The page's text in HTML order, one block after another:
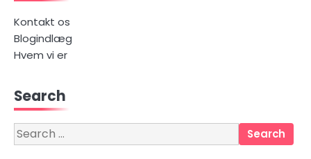
Kontakt os
Blogindlæg
Hvem vi er
Search
Search
for: